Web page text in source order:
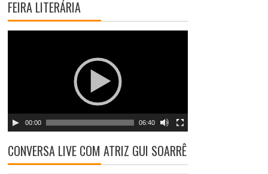
FEIRA LITERÁRIA
r
d
v
í
00:00 06:40
CONVERSA LIVE COM ATRIZ GUI SOARRÊ